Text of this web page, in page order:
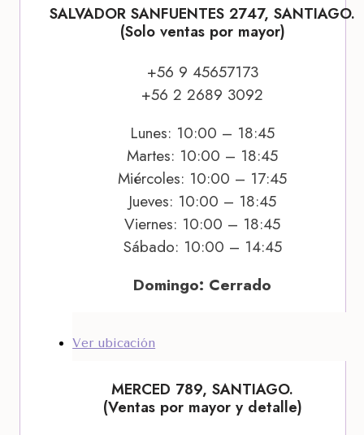
SALVADOR SANFUENTES 2747, SANTIAGO.
(Solo ventas por mayor)
+56 9 45657173
+56 2 2689 3092
Lunes: 10:00 – 18:45
Martes: 10:00 – 18:45
Miércoles: 10:00 – 17:45
Jueves: 10:00 – 18:45
Viernes: 10:00 – 18:45
Sábado: 10:00 – 14:45
Domingo: Cerrado
Ver ubicación
MERCED 789, SANTIAGO.
(Ventas por mayor y detalle)